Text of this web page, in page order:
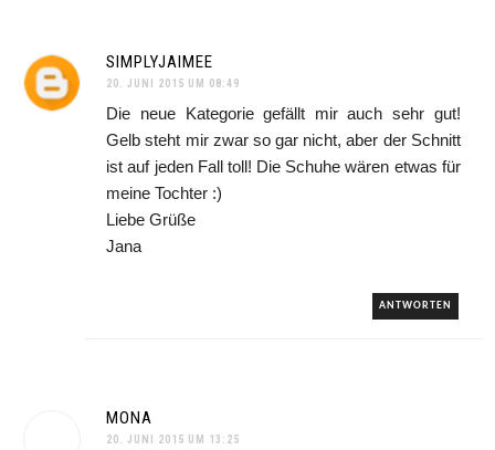
SIMPLYJAIMEE
20. JUNI 2015 UM 08:49
Die neue Kategorie gefällt mir auch sehr gut!
Gelb steht mir zwar so gar nicht, aber der Schnitt
ist auf jeden Fall toll! Die Schuhe wären etwas für
meine Tochter :)
Liebe Grüße
Jana
ANTWORTEN
MONA
20. JUNI 2015 UM 13:25